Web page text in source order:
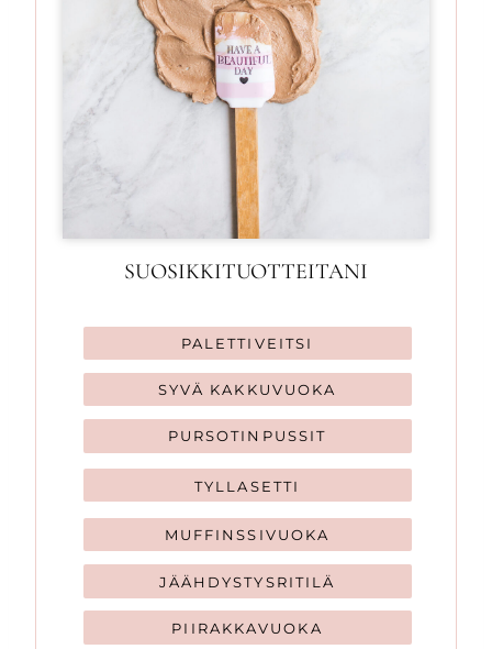
SUOSIKKITUOTTEITANI
PALETTIVEITSI
SYVÄ KAKKUVUOKA
PURSOTINPUSSIT
TYLLASETTI
MUFFINSSIVUOKA
JÄÄHDYSTYSRITILÄ
PIIRAKKAVUOKA